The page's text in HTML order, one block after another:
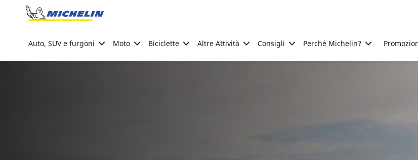
Go to page content
Auto, SUV e furgoni Moto Biciclette Altre Attività Consigli Perché Michelin?